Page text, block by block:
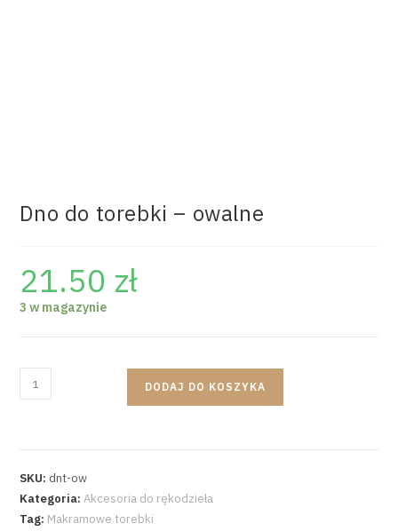
Dno do torebki – owalne
21.50 zł
3 w magazynie
DODAJ DO KOSZYKA
SKU: dnt-ow
Kategoria:Akcesoria do rękodzieła
Tag: Makramowe torebki